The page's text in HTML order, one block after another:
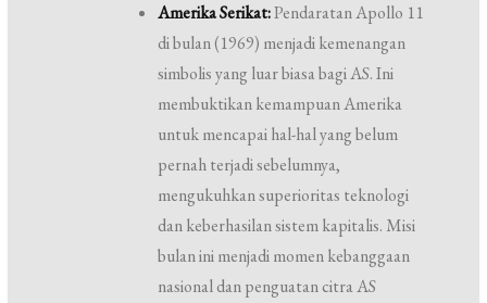
Amerika Serikat:Pendaratan Apollo 11
di bulan (1969) menjadi kemenangan
simbolis yang luar biasa bagi AS. Ini
membuktikan kemampuan Amerika
untuk mencapai hal-hal yang belum
pernah terjadi sebelumnya,
mengukuhkan superioritas teknologi
dan keberhasilan sistem kapitalis. Misi
bulan ini menjadi momen kebanggaan
nasional dan penguatan citra AS